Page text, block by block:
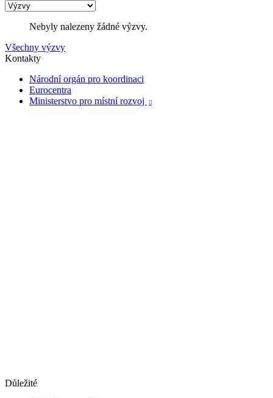
Nebyly nalezeny žádné výzvy.
Všechny výzvy
Kontakty
Národní orgán pro koordinaci
Eurocentra
Ministerstvo pro místní rozvoj

Důležité